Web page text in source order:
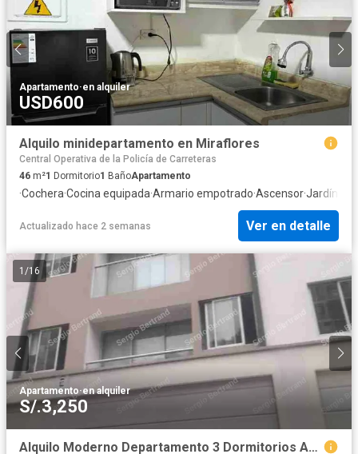
Apartamento·en alquiler
USD600
Alquilo minidepartamento en Miraflores
Central Operativa de la Policía de Carreteras
46 m²1 Dormitorio1 BañoApartamento
·Cochera·Cocina equipada·Armario empotrado·Ascensor·Jardín
Actualizado hace 2 semanas Ver en detalle
1 /16
Apartamento·en alquiler
S/.3,250
Alquilo Moderno Departamento 3 Dormitorios Av Principal La Calera Surquillo